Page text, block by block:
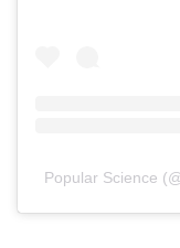
Popular Science